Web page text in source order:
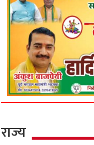
राज्य